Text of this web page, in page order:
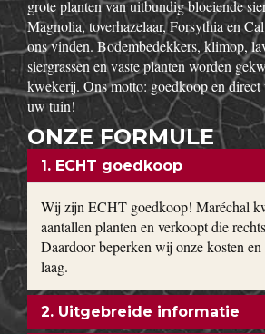
Open sl
idesho
w
Op onze boomkwekerij kweken wij
Taxus baccata, beuk, bamboe, laurier,
50 cm tot 3 meter. Buxus bollen en
maten worden in zeer grote getallen
grote planten van uitbundig bloeiende
Magnolia, toverhazelaar, Forsythia en
ons vinden. Bodembedekkers, klimop,
siergrassen en vaste planten worden
kwekerij. Ons motto: goedkoop en direct
uw tuin!
ONZE FORMULE
1. ECHT goedkoop